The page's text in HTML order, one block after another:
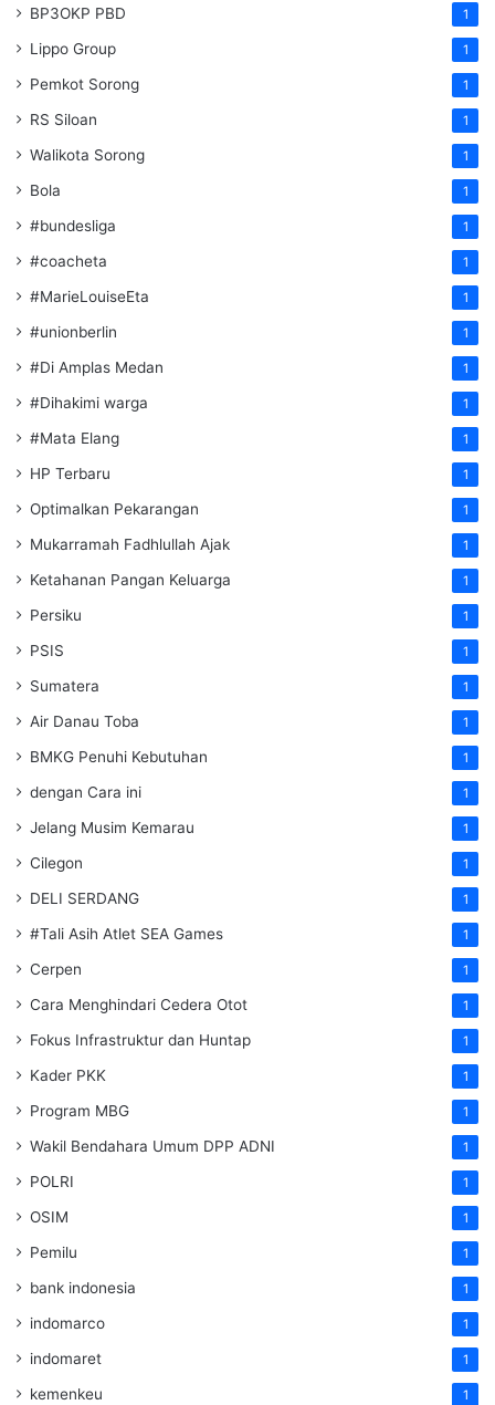
BP3OKP PBD 1
Lippo Group 1
Pemkot Sorong 1
RS Siloan 1
Walikota Sorong 1
Bola 1
#bundesliga 1
#coacheta 1
#MarieLouiseEta 1
#unionberlin 1
#Di Amplas Medan 1
#Dihakimi warga 1
#Mata Elang 1
HP Terbaru 1
Optimalkan Pekarangan 1
Mukarramah Fadhlullah Ajak 1
Ketahanan Pangan Keluarga 1
Persiku 1
PSIS 1
Sumatera 1
Air Danau Toba 1
BMKG Penuhi Kebutuhan 1
dengan Cara ini 1
Jelang Musim Kemarau 1
Cilegon 1
DELI SERDANG 1
#Tali Asih Atlet SEA Games 1
Cerpen 1
Cara Menghindari Cedera Otot 1
Fokus Infrastruktur dan Huntap 1
Kader PKK 1
Program MBG 1
Wakil Bendahara Umum DPP ADNI 1
POLRI 1
OSIM 1
Pemilu 1
bank indonesia 1
indomarco 1
indomaret 1
kemenkeu 1